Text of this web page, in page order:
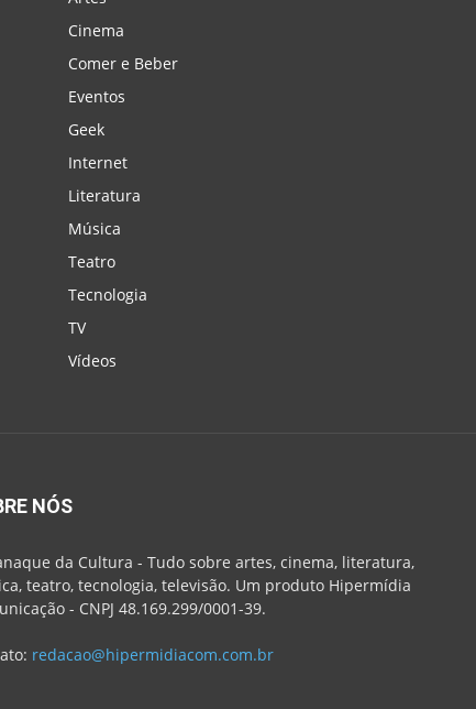
Cinema
Comer e Beber
Eventos
Geek
Internet
Literatura
Música
Teatro
Tecnologia
TV
Vídeos
NÓS
da Cultura - Tudo sobre artes, cinema, literatura,
teatro, tecnologia, televisão. Um produto Hipermídia
- CNPJ 48.169.299/0001-39.
redacao@hipermidiacom.com.br